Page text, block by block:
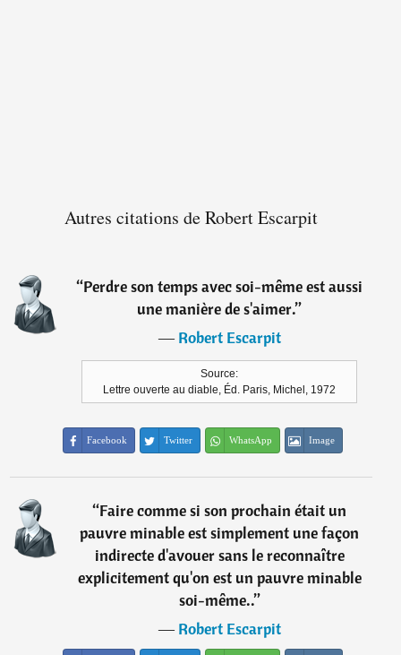
Autres citations de Robert Escarpit
“Perdre son temps avec soi-même est aussi
une manière de s'aimer.”
―Robert Escarpit
Source:
Lettre ouverte au diable, Éd. Paris, Michel, 1972
Facebook Twitter WhatsApp Image
“Faire comme si son prochain était un
pauvre minable est simplement une façon
indirecte d'avouer sans le reconnaître
explicitement qu'on est un pauvre minable
soi-même..”
―Robert Escarpit